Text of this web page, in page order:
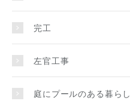
完工
左官工事
庭にプールのある暮らし